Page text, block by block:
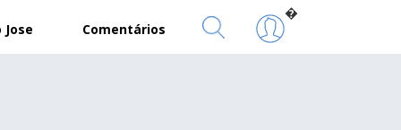
Comentários
�